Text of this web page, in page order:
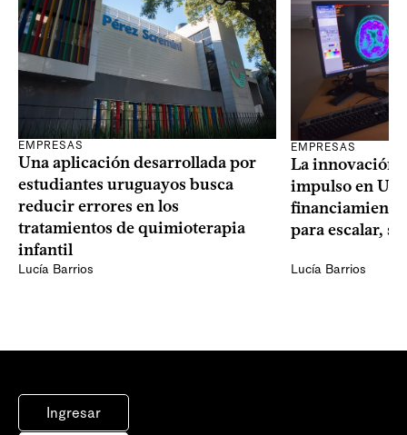
EMPRESAS
Una aplicación desarrollada por
estudiantes uruguayos busca
reducir errores en los
tratamientos de quimioterapia
infantil
Lucía Barrios
EMPRESAS
La innovación
impulso en
financiamiento
para escalar,
Lucía Barrios
Ingresar